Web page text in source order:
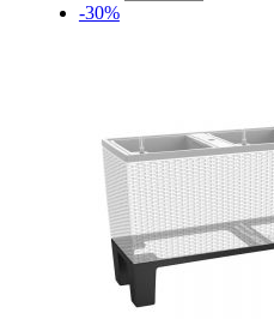
-30%